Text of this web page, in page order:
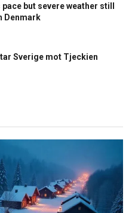
but severe weather still
Denmark
Sverige mot Tjeckien